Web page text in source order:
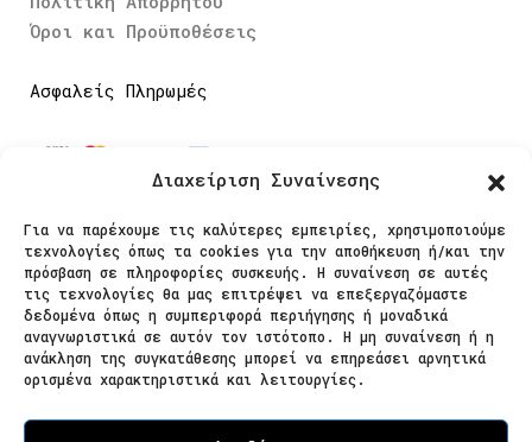
Διαχείριση Συναίνεσης
Για να παρέχουμε τις καλύτερες εμπειρίες, χρησιμοποιούμε
τεχνολογίες όπως τα cookies για την αποθήκευση ή/και την
πρόσβαση σε πληροφορίες συσκευής. Η συναίνεση σε αυτές
τις τεχνολογίες θα μας επιτρέψει να επεξεργαζόμαστε
δεδομένα όπως η συμπεριφορά περιήγησης ή μοναδικά
αναγνωριστικά σε αυτόν τον ιστότοπο. Η μη συναίνεση ή η
ανάκληση της συγκατάθεσης μπορεί να επηρεάσει αρνητικά
ορισμένα χαρακτηριστικά και λειτουργίες.
Όροι και Προϋποθέσεις
Ασφαλείς Πληρωμές
Ακολουθήστε μας
© 2025 Κατερίνα Κλωναρίδου | Supported by